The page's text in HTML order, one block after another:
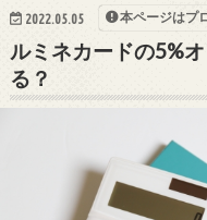
2022.05.05 本ページはプ
ルミネカードの5%
る？